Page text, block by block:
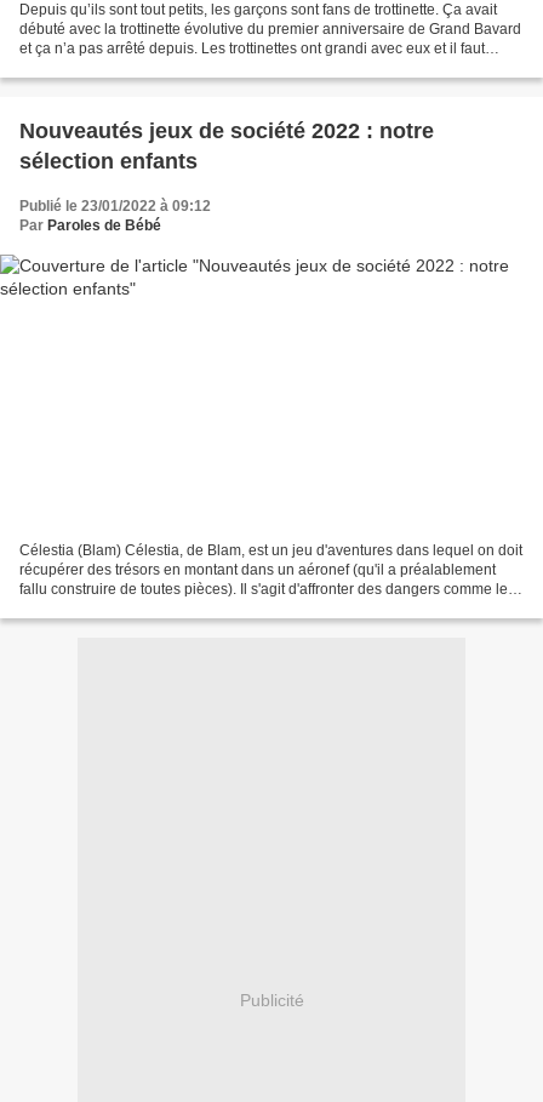
Depuis qu’ils sont tout petits, les garçons sont fans de trottinette. Ça avait
débuté avec la trottinette évolutive du premier anniversaire de Grand Bavard
et ça n’a pas arrêté depuis. Les trottinettes ont grandi avec eux et il faut
Nouveautés jeux de société 2022 : notre
sélection enfants
Publié le 23/01/2022 à 09:12
Par Paroles de Bébé
Célestia (Blam) Célestia, de Blam, est un jeu d'aventures dans lequel on doit
récupérer des trésors en montant dans un aéronef (qu'il a préalablement
fallu construire de toutes pièces). Il s'agit d'affronter des dangers comme le
Publicité